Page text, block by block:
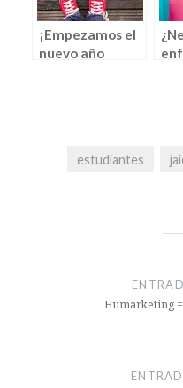
¡Empezamos el
nuevo año
estudiantes
Humarketing